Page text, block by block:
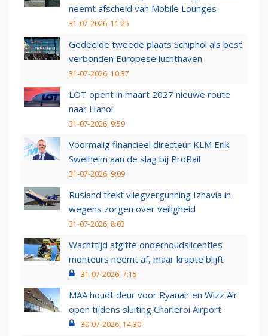
neemt afscheid van Mobile Lounges
31-07-2026, 11:25
Gedeelde tweede plaats Schiphol als best
verbonden Europese luchthaven
31-07-2026, 10:37
LOT opent in maart 2027 nieuwe route
naar Hanoi
31-07-2026, 9:59
Voormalig financieel directeur KLM Erik
Swelheim aan de slag bij ProRail
31-07-2026, 9:09
Rusland trekt vliegvergunning Izhavia in
wegens zorgen over veiligheid
31-07-2026, 8:03
Wachttijd afgifte onderhoudslicenties
monteurs neemt af, maar krapte blijft
31-07-2026, 7:15
MAA houdt deur voor Ryanair en Wizz Air
open tijdens sluiting Charleroi Airport
30-07-2026, 14:30